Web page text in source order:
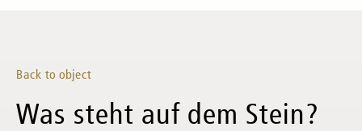
Back to object
Was steht auf dem Stein?